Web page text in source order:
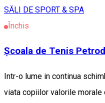
SĂLI DE SPORT & SPA
Închis
Școala de Tenis
Intr-o lume in continua
viata copiilor valorile